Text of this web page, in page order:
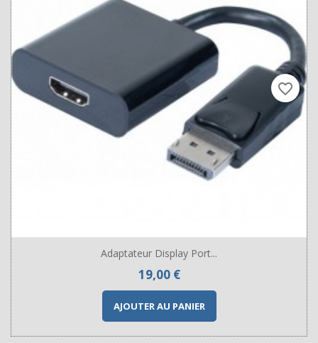
Adaptateur Display Port...
Prix
19,00 €
AJOUTER AU PANIER
favorite_border